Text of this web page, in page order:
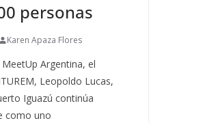
personas
Karen Apaza Flores
Argentina, el
Leopoldo Lucas,
Iguazú continúa
como uno